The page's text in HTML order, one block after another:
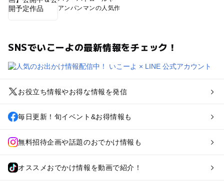
アンパンマンの人気作
SNSでいこーよの最新情報をチェック！
お役立ち情報やお得な情報を発信
毎日更新！旬イベント&お得情報も
無料招待企画や話題のおでかけ情報も
オススメおでかけ情報を動画で紹介！